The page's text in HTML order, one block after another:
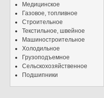
Медицинское
Газовое, топливное
Строительное
Текстильное, швейное
Машиностроительное
Холодильное
Грузоподъемное
Сельскохозяйственное
Подшипники